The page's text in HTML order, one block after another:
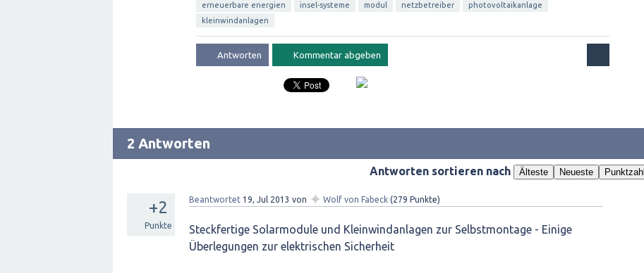
erneuerbare energien insel-systeme modul netzbetreiber
photovoltaikanlage
kleinwindanlagen
2 Antworten
Antworten sortieren nach Älteste Neueste Punktzahl
+2
Punkte
Beantwortet 19, Jul 2013 von ✦ Wolf von Fabeck (279 Punkte)
Steckfertige Solarmodule und Kleinwindanlagen zur Selbstmontage - Einige
Überlegungen zur elektrischen Sicherheit